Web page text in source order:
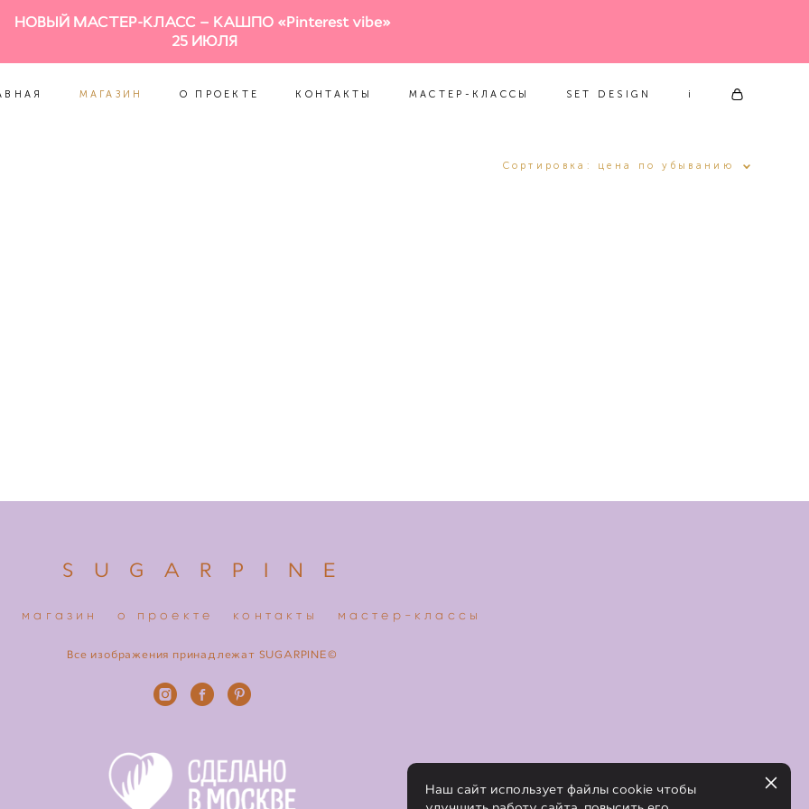
НОВЫЙ МАСТЕР-КЛАСС – КАШПО «Pinterest vibe»
25 ИЮЛЯ
МАГАЗИН О ПРОЕКТЕ КОНТАКТЫ МАСТЕР-КЛАССЫ SET DESIGN i
МАГАЗИН О ПРОЕКТЕ КОНТАКТЫ
Сортировка: цена по убыванию
S U G A R P I N E
магазин о проекте контакты мастер-классы
Все изображения принадлежат SUGARPINE©
Наш сайт использует файлы cookie чтобы